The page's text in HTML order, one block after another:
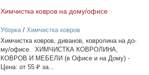
Хим­чист­ка ков­ров на до­му/офи­се
Уборка/ Химчистка ковров
Хим­чист­ка ков­ров, ди­ва­нов, ков­ро­ли­на на до­
му/офи­се. ХИМЧИСТКА КОВРОЛИНА,
КОВРОВ И МЕБЕЛИ (в Офи­се и на До­му) -
Це­на: от 55 ₽ за...